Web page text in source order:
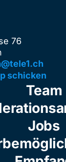
76
schicken
Team
Jobs